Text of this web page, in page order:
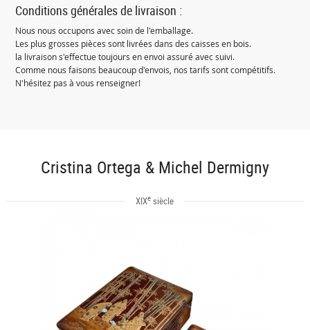
Conditions générales de livraison :
Nous nous occupons avec soin de l'emballage.
Les plus grosses pièces sont livrées dans des caisses en bois.
la livraison s'effectue toujours en envoi assuré avec suivi.
Comme nous faisons beaucoup d'envois, nos tarifs sont compétitifs.
N'hésitez pas à vous renseigner!
Cristina Ortega & Michel Dermigny
XIXe siècle